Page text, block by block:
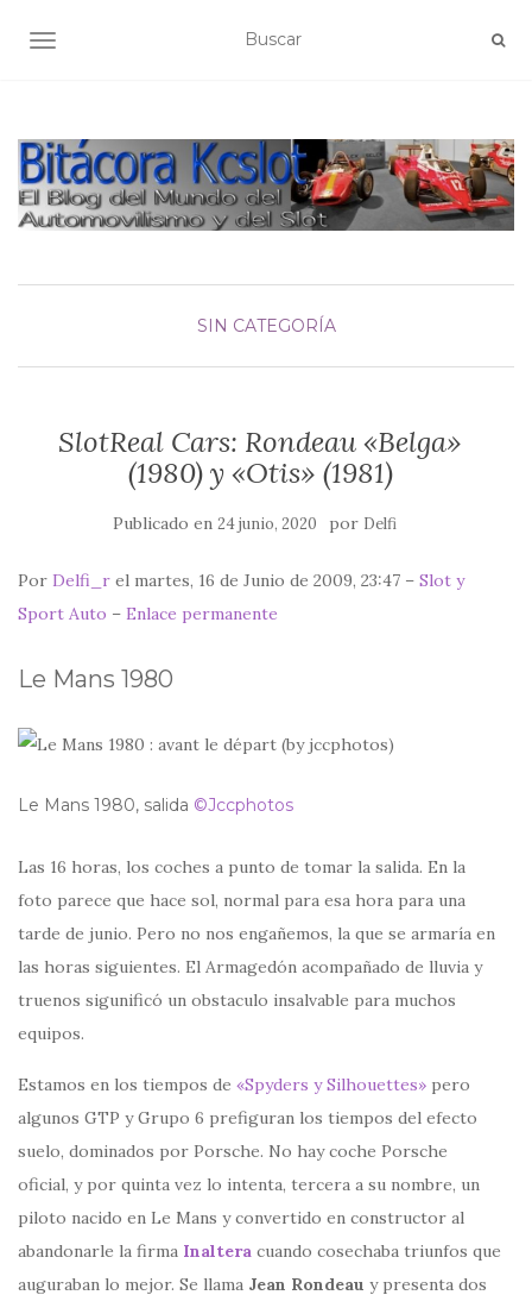
ALTERNAR NAVEGACIÓN
SIN CATEGORÍA
SlotReal Cars: Rondeau «Belga»
(1980) y «Otis» (1981)
Publicado en 24 junio, 2020 por Delfi
Por Delfi_r el martes, 16 de Junio de 2009, 23:47 – Slot y
Sport Auto – Enlace permanente
Le Mans 1980
Le Mans 1980, salida ©Jccphotos
Las 16 horas, los coches a punto de tomar la salida. En la
foto parece que hace sol, normal para esa hora para una
tarde de junio. Pero no nos engañemos, la que se armaría en
las horas siguientes. El Armagedón acompañado de lluvia y
truenos sigunificó un obstaculo insalvable para muchos
equipos.
Estamos en los tiempos de «Spyders y Silhouettes» pero
algunos GTP y Grupo 6 prefiguran los tiempos del efecto
suelo, dominados por Porsche. No hay coche Porsche
oficial, y por quinta vez lo intenta, tercera a su nombre, un
piloto nacido en Le Mans y convertido en constructor al
abandonarle la firma Inaltera cuando cosechaba triunfos que
auguraban lo mejor. Se llama Jean Rondeau y presenta dos